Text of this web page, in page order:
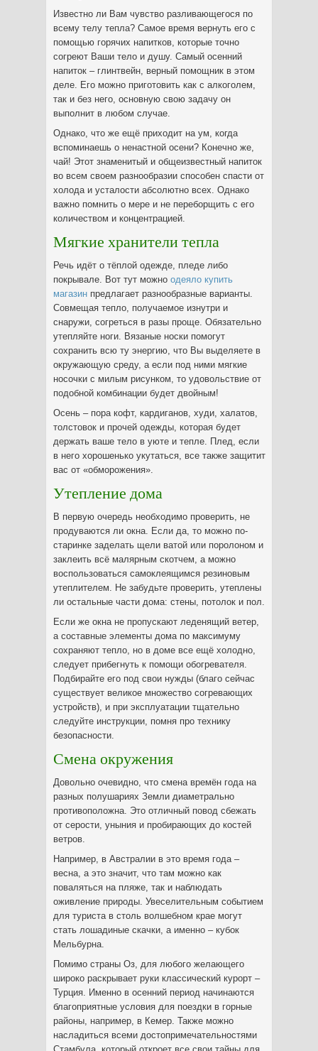
Известно ли Вам чувство разливающегося по
всему телу тепла? Самое время вернуть его с
помощью горячих напитков, которые точно
согреют Ваши тело и душу. Самый осенний
напиток – глинтвейн, верный помощник в этом
деле. Его можно приготовить как с алкоголем,
так и без него, основную свою задачу он
выполнит в любом случае.
Однако, что же ещё приходит на ум, когда
вспоминаешь о ненастной осени? Конечно же,
чай! Этот знаменитый и общеизвестный напиток
во всем своем разнообразии способен спасти от
холода и усталости абсолютно всех. Однако
важно помнить о мере и не переборщить с его
количеством и концентрацией.
Мягкие хранители тепла
Речь идёт о тёплой одежде, пледе либо
покрывале. Вот тут можно одеяло купить
магазин предлагает разнообразные варианты.
Совмещая тепло, получаемое изнутри и
снаружи, согреться в разы проще. Обязательно
утепляйте ноги. Вязаные носки помогут
сохранить всю ту энергию, что Вы выделяете в
окружающую среду, а если под ними мягкие
носочки с милым рисунком, то удовольствие от
подобной комбинации будет двойным!
Осень – пора кофт, кардиганов, худи, халатов,
толстовок и прочей одежды, которая будет
держать ваше тело в уюте и тепле. Плед, если
в него хорошенько укутаться, все также защитит
вас от «обморожения».
Утепление дома
В первую очередь необходимо проверить, не
продуваются ли окна. Если да, то можно по-
старинке заделать щели ватой или поролоном и
заклеить всё малярным скотчем, а можно
воспользоваться самоклеящимся резиновым
утеплителем. Не забудьте проверить, утеплены
ли остальные части дома: стены, потолок и пол.
Если же окна не пропускают леденящий ветер,
а составные элементы дома по максимуму
сохраняют тепло, но в доме все ещё холодно,
следует прибегнуть к помощи обогревателя.
Подбирайте его под свои нужды (благо сейчас
существует великое множество согревающих
устройств), и при эксплуатации тщательно
следуйте инструкции, помня про технику
безопасности.
Смена окружения
Довольно очевидно, что смена времён года на
разных полушариях Земли диаметрально
противоположна. Это отличный повод сбежать
от серости, уныния и пробирающих до костей
ветров.
Например, в Австралии в это время года –
весна, а это значит, что там можно как
поваляться на пляже, так и наблюдать
оживление природы. Увеселительным событием
для туриста в столь волшебном крае могут
стать лошадиные скачки, а именно – кубок
Мельбурна.
Помимо страны Оз, для любого желающего
широко раскрывает руки классический курорт –
Турция. Именно в осенний период начинаются
благоприятные условия для поездки в горные
районы, например, в Кемер. Также можно
насладиться всеми достопримечательностями